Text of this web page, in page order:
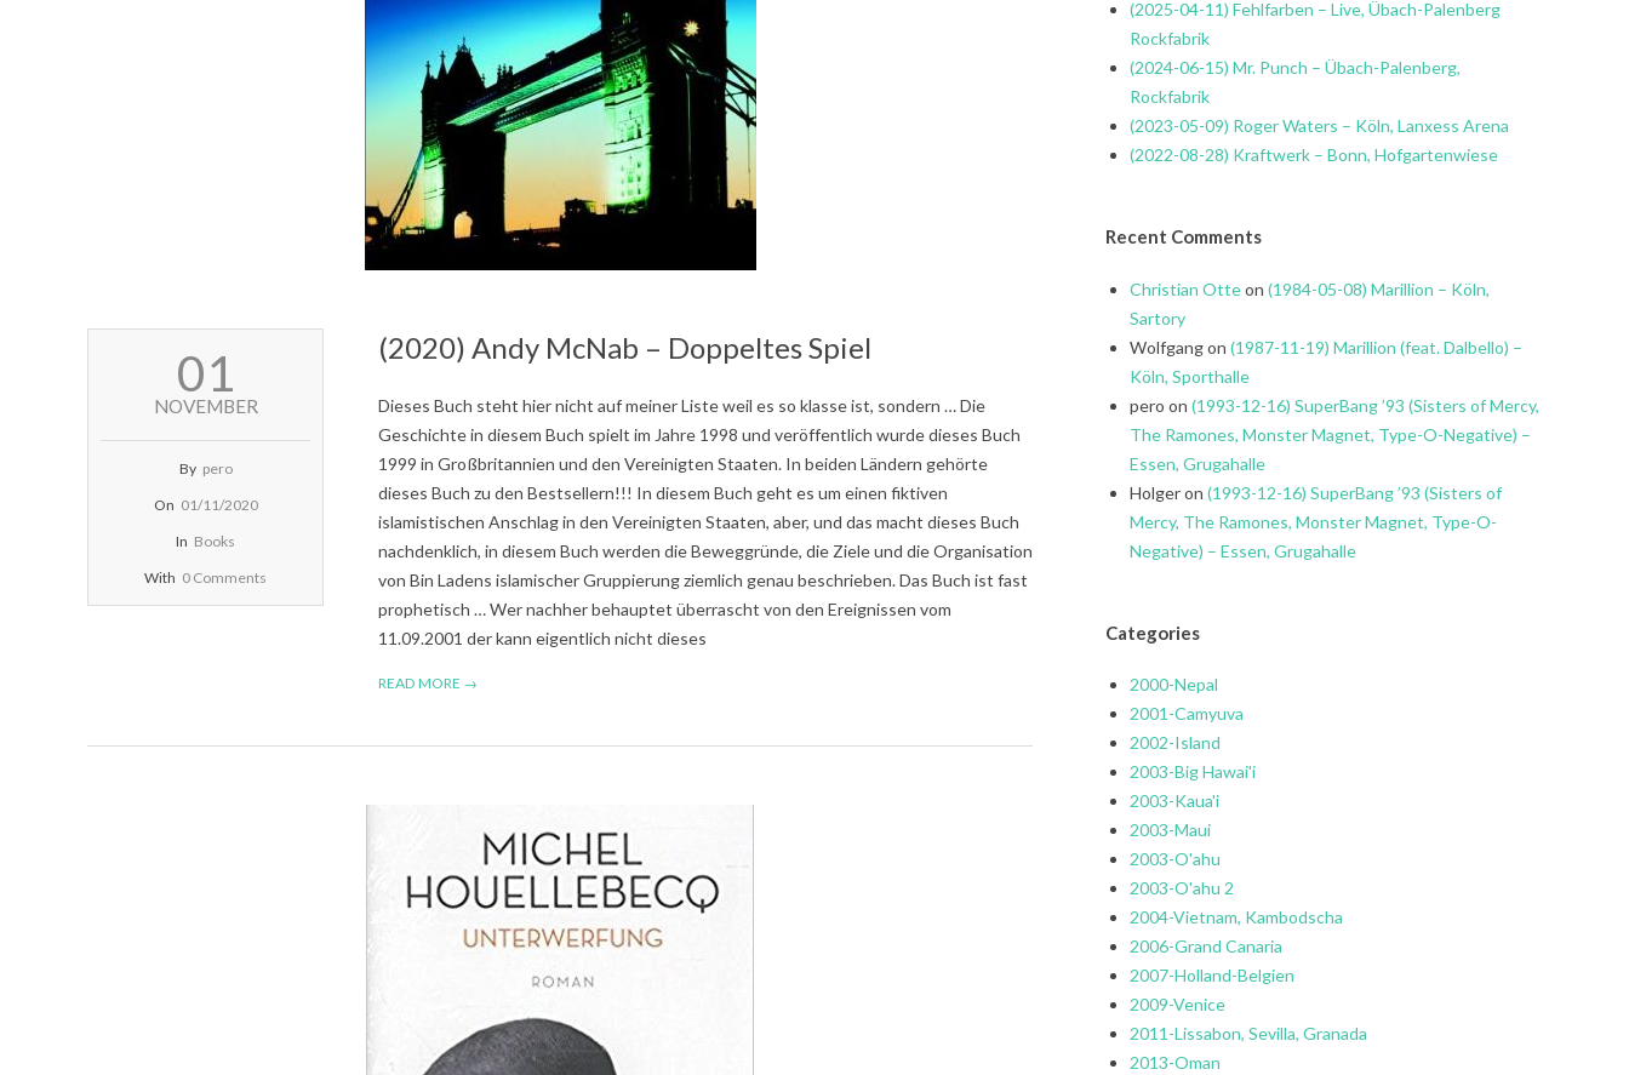
01
NOVEMBER
By pero
On 01/11/2020
In Books
With 0 Comments
(2020) Andy McNab – Doppeltes Spiel
Dieses Buch steht hier nicht auf meiner Liste weil es so klasse ist, sondern … Die
Geschichte in diesem Buch spielt im Jahre 1998 und veröffentlich wurde dieses Buch
1999 in Großbritannien und den Vereinigten Staaten. In beiden Ländern gehörte
dieses Buch zu den Bestsellern!!! In diesem Buch geht es um einen fiktiven
islamistischen Anschlag in den Vereinigten Staaten, aber, und das macht dieses Buch
nachdenklich, in diesem Buch werden die Beweggründe, die Ziele und die Organisation
von Bin Ladens islamischer Gruppierung ziemlich genau beschrieben. Das Buch ist fast
prophetisch … Wer nachher behauptet überrascht von den Ereignissen vom
11.09.2001 der kann eigentlich nicht dieses
READ MORE →
(2025-04-11) Fehlfarben – Live, Übach-Palenberg
Rockfabrik
(2024-06-15) Mr. Punch – Übach-Palenberg,
Rockfabrik
(2023-05-09) Roger Waters – Köln, Lanxess Arena
(2022-08-28) Kraftwerk – Bonn, Hofgartenwiese
Recent Comments
Christian Otteon (1984-05-08) Marillion – Köln,
Sartory
Wolfgangon (1987-11-19) Marillion (feat. Dalbello) –
Köln, Sporthalle
pero on (1993-12-16) SuperBang ’93 (Sisters of Mercy,
The Ramones, Monster Magnet, Type-O-Negative) –
Essen, Grugahalle
Holgeron (1993-12-16) SuperBang ’93 (Sisters of
Mercy, The Ramones, Monster Magnet, Type-O-
Negative) – Essen, Grugahalle
Categories
2000-Nepal
2001-Camyuva
2002-Island
2003-Big Hawai'i
2003-Kaua'i
2003-Maui
2003-O'ahu
2003-O'ahu 2
2004-Vietnam, Kambodscha
2006-Grand Canaria
2007-Holland-Belgien
2009-Venice
2011-Lissabon, Sevilla, Granada
2013-Oman